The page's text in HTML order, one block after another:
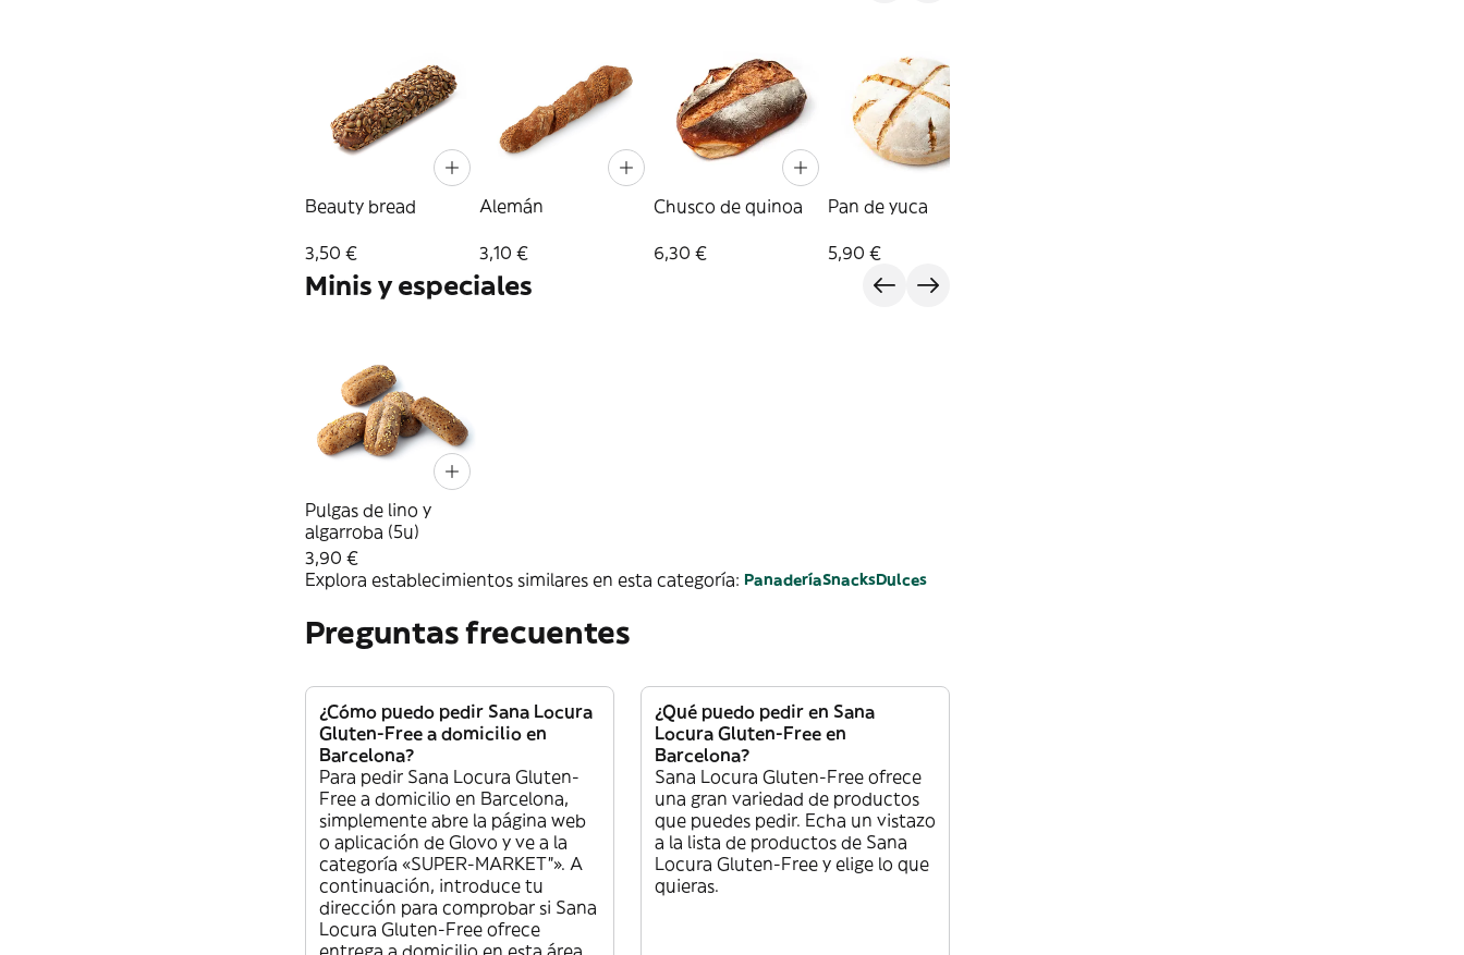
Beauty bread
3,50 €
Alemán
3,10 €
Chusco de quinoa
6,30 €
Pan de yuca
5,90 €
Minis y especiales
Pulgas de lino y
algarroba (5u)
3,90 €
Explora establecimientos similares en esta categoría: PanaderíaSnacksDulces
Preguntas frecuentes
¿Cómo puedo pedir Sana Locura
Gluten-Free a domicilio en
Barcelona?
Para pedir Sana Locura Gluten-
Free a domicilio en Barcelona,
simplemente abre la página web
o aplicación de Glovo y ve a la
categoría «SUPER-MARKET”». A
continuación, introduce tu
dirección para comprobar si Sana
Locura Gluten-Free ofrece
entrega a domicilio en esta área
¿Qué puedo pedir en Sana
Locura Gluten-Free en
Barcelona?
Sana Locura Gluten-Free ofrece
una gran variedad de productos
que puedes pedir. Echa un vistazo
a la lista de productos de Sana
Locura Gluten-Free y elige lo que
quieras.